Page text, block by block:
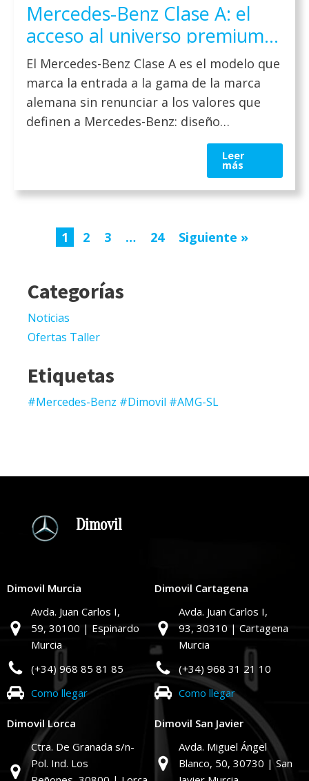
Mercedes-Benz Clase A: el
acceso al universo premium
de Mercedes-Benz en 2026
El Mercedes-Benz Clase A es el modelo que
marca la entrada a la gama de la marca
alemana sin renunciar a los valores que
definen a Mercedes-Benz: diseño
sofisticado, innovación tecnológica y una
experiencia de conducción refinada. Se
trata de un compacto premium pensado
para quienes buscan estilo, calidad y
Leer
más
1 2 3 … 24 Siguiente »
Categorías
Noticias
Ofertas Taller
Etiquetas
#Mercedes-Benz #Dimovil #AMG-SL
Dimovil
Dimovil Murcia
Avda. Juan Carlos I,
59, 30100 | Espinardo
Murcia
(+34) 968 85 81 85
Como llegar
Dimovil Cartagena
Avda. Juan Carlos I,
93, 30310 | Cartagena
Murcia
(+34) 968 31 21 10
Como llegar
Dimovil Lorca
Ctra. De Granada s/n-
Pol. Ind. Los
Dimovil San Javier
Avda. Miguel Ángel
Blanco, 50, 30730 | San